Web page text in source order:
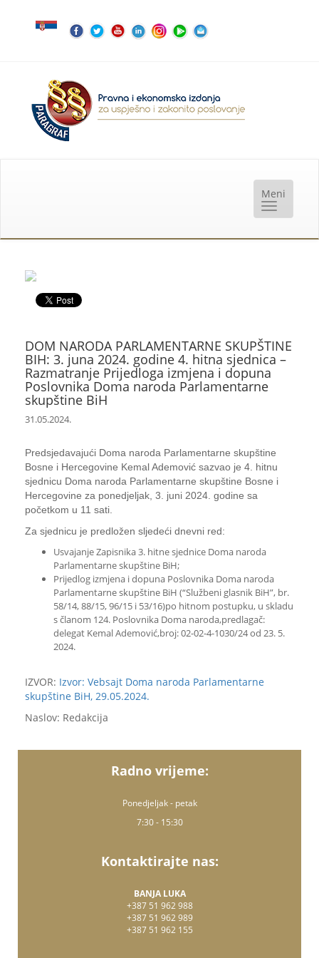
DOM NARODA PARLAMENTARNE SKUPŠTINE
BIH: 3. juna 2024. godine 4. hitna sjednica –
Razmatranje Prijedloga izmjena i dopuna
Poslovnika Doma naroda Parlamentarne
skupštine BiH
31.05.2024.
Predsjedavajući Doma naroda Parlamentarne skupštine
Bosne i Hercegovine Kemal Ademović sazvao je 4. hitnu
sjednicu Doma naroda Parlamentarne skupštine Bosne i
Hercegovine za ponedjeljak, 3. juni 2024. godine sa
početkom u 11 sati.
Za sjednicu je predložen sljedeći dnevni red:
Usvajanje Zapisnika 3. hitne sjednice Doma naroda
Parlamentarne skupštine BiH;
Prijedlog izmjena i dopuna Poslovnika Doma naroda
Parlamentarne skupštine BiH (“Službeni glasnik BiH”, br.
58/14, 88/15, 96/15 i 53/16)po hitnom postupku, u skladu
s članom 124. Poslovnika Doma naroda,predlagač:
delegat Kemal Ademović,broj: 02-02-4-1030/24 od 23. 5.
2024.
IZVOR: Izvor: Vebsajt Doma naroda Parlamentarne
skupštine BiH, 29.05.2024.
Naslov: Redakcija
Radno vrijeme:
Ponedjeljak - petak
7:30 - 15:30
Kontaktirajte nas:
BANJA LUKA
+387 51 962 988
+387 51 962 989
+387 51 962 155